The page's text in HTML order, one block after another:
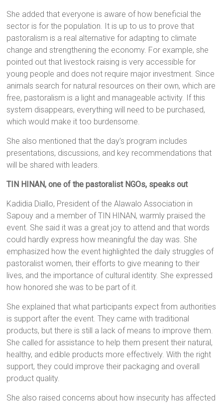
She added that everyone is aware of how beneficial the
sector is for the population. It is up to us to prove that
pastoralism is a real alternative for adapting to climate
change and strengthening the economy. For example, she
pointed out that livestock raising is very accessible for
young people and does not require major investment. Since
animals search for natural resources on their own, which are
free, pastoralism is a light and manageable activity. If this
system disappears, everything will need to be purchased,
which would make it too burdensome.
She also mentioned that the day’s program includes
presentations, discussions, and key recommendations that
will be shared with leaders.
TIN HINAN, one of the pastoralist NGOs, speaks out
Kadidia Diallo, President of the Alawalo Association in
Sapouy and a member of TIN HINAN, warmly praised the
event. She said it was a great joy to attend and that words
could hardly express how meaningful the day was. She
emphasized how the event highlighted the daily struggles of
pastoralist women, their efforts to give meaning to their
lives, and the importance of cultural identity. She expressed
how honored she was to be part of it.
She explained that what participants expect from authorities
is support after the event. They came with traditional
products, but there is still a lack of means to improve them.
She called for assistance to help them present their natural,
healthy, and edible products more effectively. With the right
support, they could improve their packaging and overall
product quality.
She also raised concerns about how insecurity has affected